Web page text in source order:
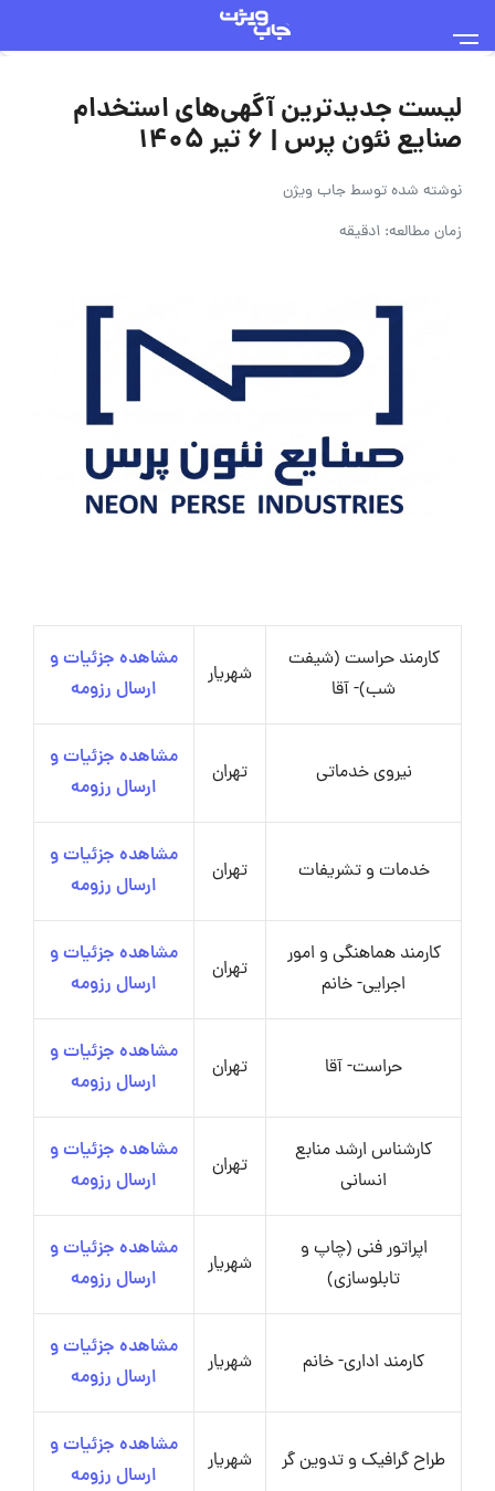
لیست جدیدترین آگهی‌های استخدام
صنایع نئون پرس | ۶ تیر ۱۴۰۵
نوشته شده توسطجاب ویژن
زمان مطالعه: 1دقیقه
کارمند حراست (شیفت
شب)- آقا
شهریار
مشاهده جزئیات و
ارسال رزومه
نیروی خدماتی تهران
مشاهده جزئیات و
ارسال رزومه
خدمات و تشریفات تهران
مشاهده جزئیات و
ارسال رزومه
کارمند هماهنگی و امور
اجرایی- خانم
تهران
مشاهده جزئیات و
ارسال رزومه
حراست- آقا تهران
مشاهده جزئیات و
ارسال رزومه
کارشناس ارشد منابع
انسانی
تهران
مشاهده جزئیات و
ارسال رزومه
اپراتور فنی (چاپ و
تابلوسازی)
شهریار
مشاهده جزئیات و
ارسال رزومه
کارمند اداری- خانم شهریار
مشاهده جزئیات و
ارسال رزومه
طراح گرافیک و تدوین گر شهریار
مشاهده جزئیات و
ارسال رزومه